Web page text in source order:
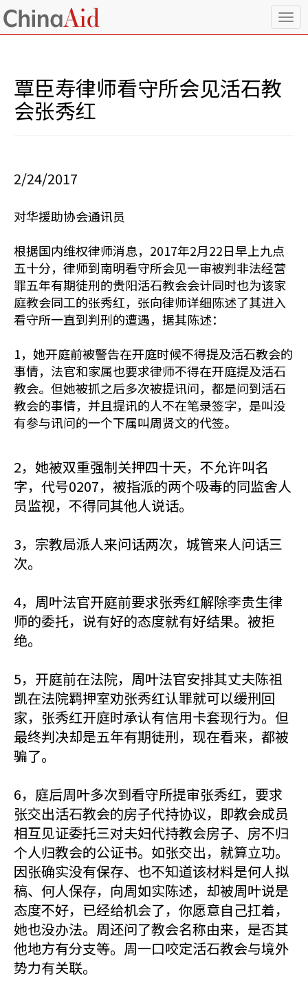
T
o
覃臣寿律师看守所会见活石教
会张秀红
2/24/2017
对华援助协会通讯员
根据国内维权律师消息，2017年2月22日早上九点
五十分，律师到南明看守所会见一审被判非法经营
罪五年有期徒刑的贵阳活石教会会计同时也为该家
庭教会同工的张秀红，张向律师详细陈述了其进入
看守所一直到判刑的遭遇，据其陈述：
1，她开庭前被警告在开庭时候不得提及活石教会的
事情，法官和家属也要求律师不得在开庭提及活石
教会。但她被抓之后多次被提讯问，都是问到活石
教会的事情，并且提讯的人不在笔录签字，是叫没
有参与讯问的一个下属叫周贤文的代签。
2，她被双重强制关押四十天，不允许叫名
字，代号0207，被指派的两个吸毒的同监舍人
员监视，不得同其他人说话。
3，宗教局派人来问话两次，城管来人问话三
次。
4，周叶法官开庭前要求张秀红解除李贵生律
师的委托，说有好的态度就有好结果。被拒
绝。
5，开庭前在法院，周叶法官安排其丈夫陈祖
凯在法院羁押室劝张秀红认罪就可以缓刑回
家，张秀红开庭时承认有信用卡套现行为。但
最终判决却是五年有期徒刑，现在看来，都被
骗了。
6，庭后周叶多次到看守所提审张秀红，要求
张交出活石教会的房子代持协议，即教会成员
相互见证委托三对夫妇代持教会房子、房不归
个人归教会的公证书。如张交出，就算立功。
因张确实没有保存、也不知道该材料是何人拟
稿、何人保存，向周如实陈述，却被周叶说是
态度不好，已经给机会了，你愿意自己扛着，
她也没办法。周还问了教会名称由来，是否其
他地方有分支等。周一口咬定活石教会与境外
势力有关联。